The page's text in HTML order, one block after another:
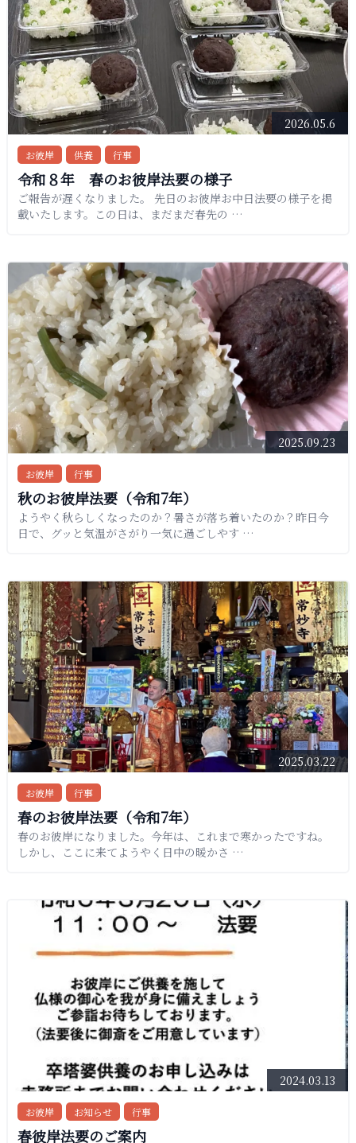
097-521-2585
2026.05.6
お彼岸 供養 行事
令和８年 春のお彼岸法要の様子
ご報告が遅くなりました。 先日のお彼岸お中日法要の様子を掲
載いたします。この日は、まだまだ春先の …
2025.09.23
お彼岸 行事
秋のお彼岸法要（令和7年）
ようやく秋らしくなったのか？暑さが落ち着いたのか？昨日今
日で、グッと気温がさがり一気に過ごしやす …
2025.03.22
お彼岸 行事
春のお彼岸法要（令和7年）
春のお彼岸になりました。今年は、これまで寒かったですね。
しかし、ここに来てようやく日中の暖かさ …
2024.03.13
お彼岸 お知らせ 行事
春彼岸法要のご案内